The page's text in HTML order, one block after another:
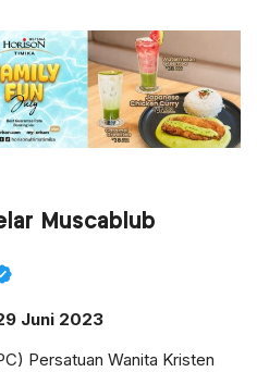
Muscablub
Juni 2023
Persatuan Wanita Kristen